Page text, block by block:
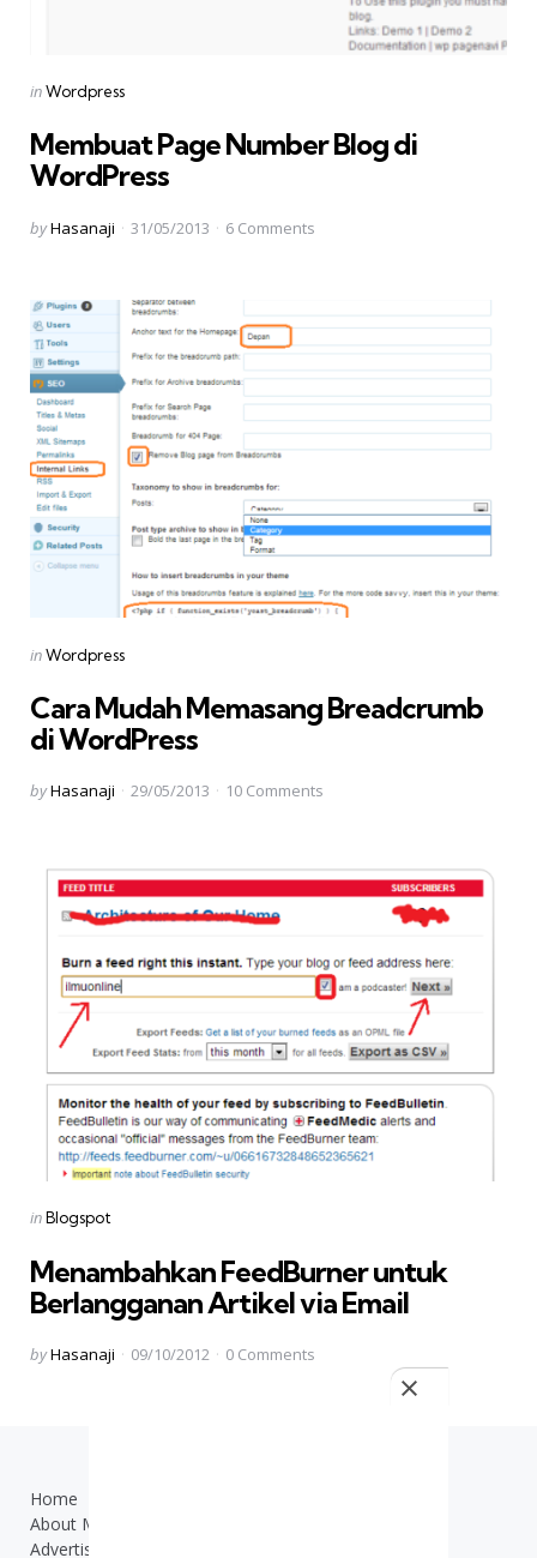
Categories
Posted
inWordpress
Membuat Page Number Blog di
WordPress
Posted
byHasanaji 31/05/2013 6 Comments
Categories
Posted
inWordpress
Cara Mudah Memasang Breadcrumb
di WordPress
Posted
byHasanaji 29/05/2013 10 Comments
Categories
Posted
inBlogspot
Menambahkan FeedBurner untuk
Berlangganan Artikel via Email
Posted
byHasanaji 09/10/2012 0 Comments
Home
About Me
Advertisement